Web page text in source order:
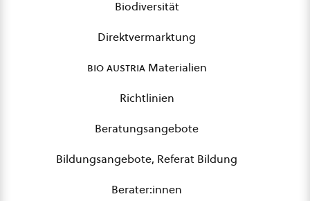
Biodiversität
Direktvermarktung
bio austriaMaterialien
Richtlinien
Beratungsangebote
Bildungsangebote, Referat Bildung
Berater:innen